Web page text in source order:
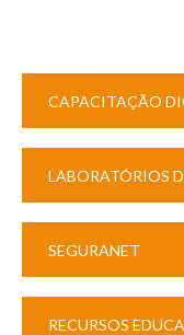
CAPACITAÇÃO
LABORATÓRIOS
SEGURANET
RECURSOS